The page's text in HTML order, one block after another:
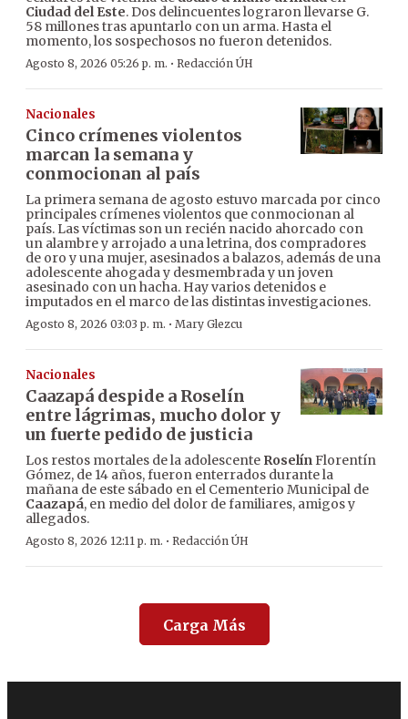
Ciudad del Este. Dos delincuentes lograron llevarse G.
58 millones tras apuntarlo con un arma. Hasta el
momento, los sospechosos no fueron detenidos.
Agosto 8, 2026 05:26 p. m. · Redacción ÚH
Nacionales
Cinco crímenes violentos
marcan la semana y
conmocionan al país
La primera semana de agosto estuvo marcada por cinco
principales crímenes violentos que conmocionan al
país. Las víctimas son un recién nacido ahorcado con
un alambre y arrojado a una letrina, dos compradores
de oro y una mujer, asesinados a balazos, además de una
adolescente ahogada y desmembrada y un joven
asesinado con un hacha. Hay varios detenidos e
imputados en el marco de las distintas investigaciones.
Agosto 8, 2026 03:03 p. m. · Mary Glezcu
Nacionales
Caazapá despide a Roselín
entre lágrimas, mucho dolor y
un fuerte pedido de justicia
Los restos mortales de la adolescente RoselínFlorentín
Gómez, de 14 años, fueron enterrados durante la
mañana de este sábado en el Cementerio Municipal de
Caazapá, en medio del dolor de familiares, amigos y
allegados.
Agosto 8, 2026 12:11 p. m. · Redacción ÚH
Carga Más